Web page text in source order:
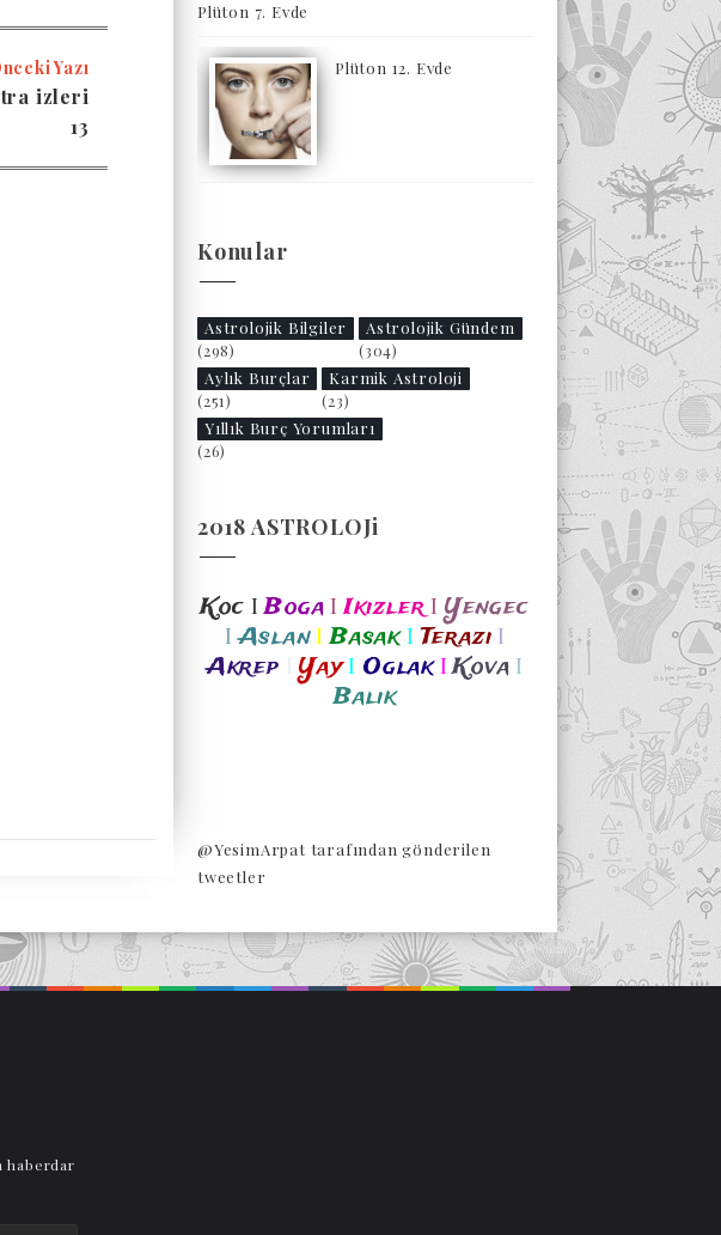
Yazı
izleri
13
Plüton 7. Evde
Plüton 12. Evde
Konular
Astrolojik Bilgiler
(298)
Astrolojik Gündem
(304)
Aylık Burçlar
(251)
Karmik Astroloji
(23)
Yıllık Burç Yorumları
(26)
2018 ASTROLOJi
Koc I Boga I Ikizler I Yengec
I Aslan I Basak I Terazi I
Akrep Yay I Oglak I Kova I
Balik
@YesimArpat tarafından gönderilen
tweetler
haberdar